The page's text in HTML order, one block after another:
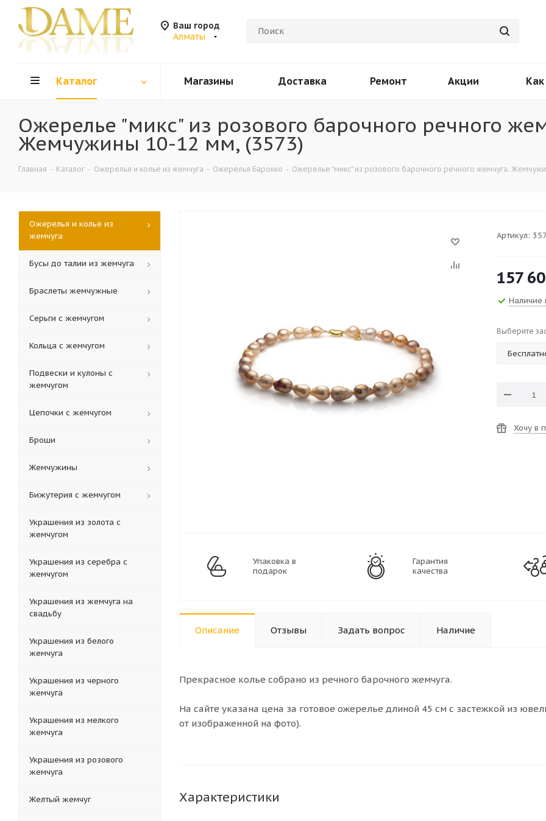
Ваш город
Алматы
Каталог Магазины Доставка Ремонт Акции Как
Ожерелье "микс" из розового барочного речного
Жемчужины 10-12 мм, (3573)
Главная - Каталог - Ожерелья и колье из жемчуга - Ожерелья Барокко - Ожерелье "микс" из розового барочного речного жемчуга.
Артикул:
157
Наличие
Выберите
Хочу в
Упаковка в
подарок
Гарантия
качества
Описание Отзывы Задать вопрос Наличие
Прекрасное колье собрано из речного барочного жемчуга.
На сайте указана цена за готовое ожерелье длиной 45 см с застежкой из
от изображенной на фото).
Характеристики
Ожерелья и колье из
жемчуга
Бусы до талии из жемчуга
Браслеты жемчужные
Серьги с жемчугом
Кольца c жемчугом
Подвески и кулоны с
жемчугом
Цепочки с жемчугом
Броши
Жемчужины
Бижутерия с жемчугом
Украшения из золота с
жемчугом
Украшения из серебра с
жемчугом
Украшения из жемчуга на
свадьбу
Украшения из белого
жемчуга
Украшения из черного
жемчуга
Украшения из мелкого
жемчуга
Украшения из розового
жемчуга
Желтый жемчуг